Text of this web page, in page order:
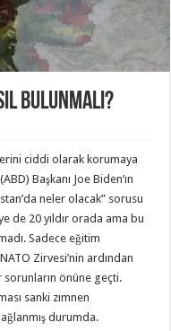
Bulunmalı?
ciddi olarak korumaya
Başkanı Joe Biden’ın
neler olacak” sorusu
de 20 yıldır orada ama bu
Sadece eğitim
Zirvesi’nin ardından
önüne geçti.
sanki zımnen
durumda.